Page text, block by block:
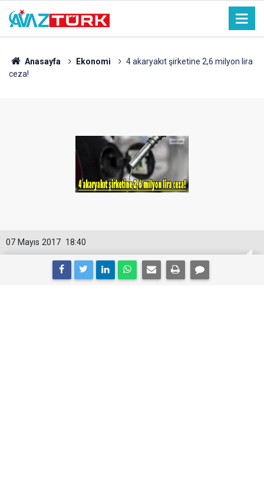
Anasayfa Ekonomi
4 akaryakıt şirketine 2,6 milyon lira
ceza!
18:40
07 Mayıs 2017